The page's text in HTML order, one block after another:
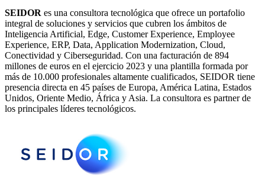
SEIDOR es una consultora tecnológica que ofrece un portafolio
integral de soluciones y servicios que cubren los ámbitos de
Inteligencia Artificial, Edge, Customer Experience, Employee
Experience, ERP, Data, Application Modernization, Cloud,
Conectividad y Ciberseguridad. Con una facturación de 894
millones de euros en el ejercicio 2023 y una plantilla formada por
más de 10.000 profesionales altamente cualificados, SEIDOR tiene
presencia directa en 45 países de Europa, América Latina, Estados
Unidos, Oriente Medio, África y Asia. La consultora es partner de
los principales líderes tecnológicos.